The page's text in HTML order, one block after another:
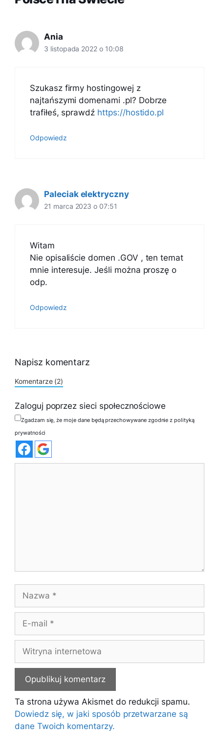
Ania
3 listopada 2022 o 10:08
Szukasz firmy hostingowej z
najtańszymi domenami .pl? Dobrze
trafiłeś, sprawdź https://hostido.pl
Odpowiedz
Paleciak elektryczny
21 marca 2023 o 07:51
Witam
Nie opisaliście domen .GOV , ten temat
mnie interesuje. Jeśli można proszę o
odp.
Odpowiedz
Napisz komentarz
Komentarze (2)
Zaloguj poprzez sieci społecznościowe
Zgadzam się, że moje dane będą przechowywane zgodnie z polityką
prywatności
mail
internetowa
Ta strona używa Akismet do redukcji spamu.
Dowiedz się, w jaki sposób przetwarzane są
dane Twoich komentarzy.